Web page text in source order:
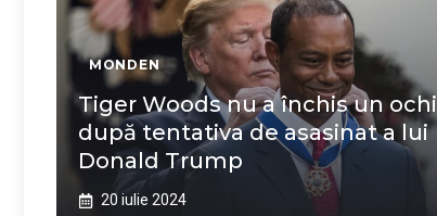
MONDEN
Tiger Woods nu a închis un ochi
după tentativa de asasinat a lui
Donald Trump
20 iulie 2024